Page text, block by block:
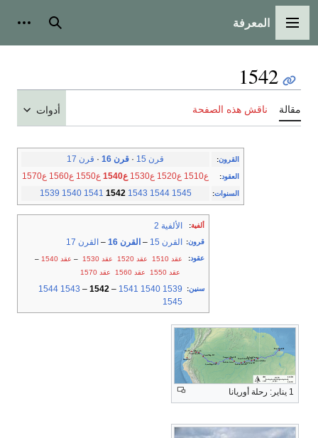
القائمة الرئيسية
المعرفة بحث
1542
مقالة ناقش هذه الصفحة أدوات
القرون: قرن 15 · قرن 16 · قرن 17
العقود: ع1510 ع1520 ع1530 ع1540 ع1550 ع1560 ع1570
السنوات:
1539 1540 1541 1542 1543 1544 1545
ألفية: الألفية 2
قرون: القرن 15 – القرن 16 – القرن 17
عقود: عقد 1510 عقد 1520 عقد 1530 – عقد 1540
–
عقد 1550
عقد 1560 عقد 1570
سنين:
1539
1540
1541
–
1542
–
1543
1544
1545
1 يناير: رحلة أوريانا